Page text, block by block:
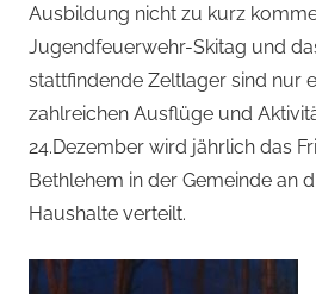
Ausbildung nicht zu kurz
Jugendfeuerwehr-Skitag und
stattfindende Zeltlager sind nur
zahlreichen Ausflüge und
24.Dezember wird jährlich das
Bethlehem in der Gemeinde an
Haushalte verteilt.